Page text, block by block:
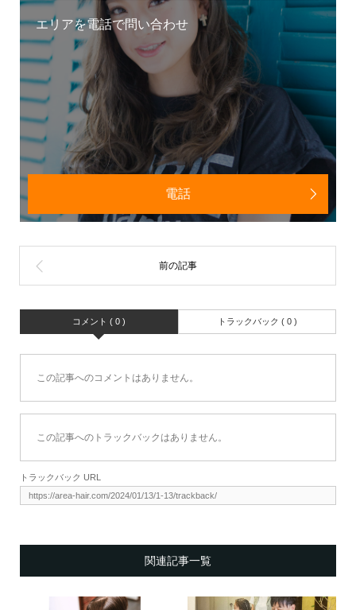
エリアを電話で問い合わせ
電話
コメント ( 0 ) トラックバック ( 0 )
この記事へのコメントはありません。
この記事へのトラックバックはありません。
トラックバック URL
関連記事一覧